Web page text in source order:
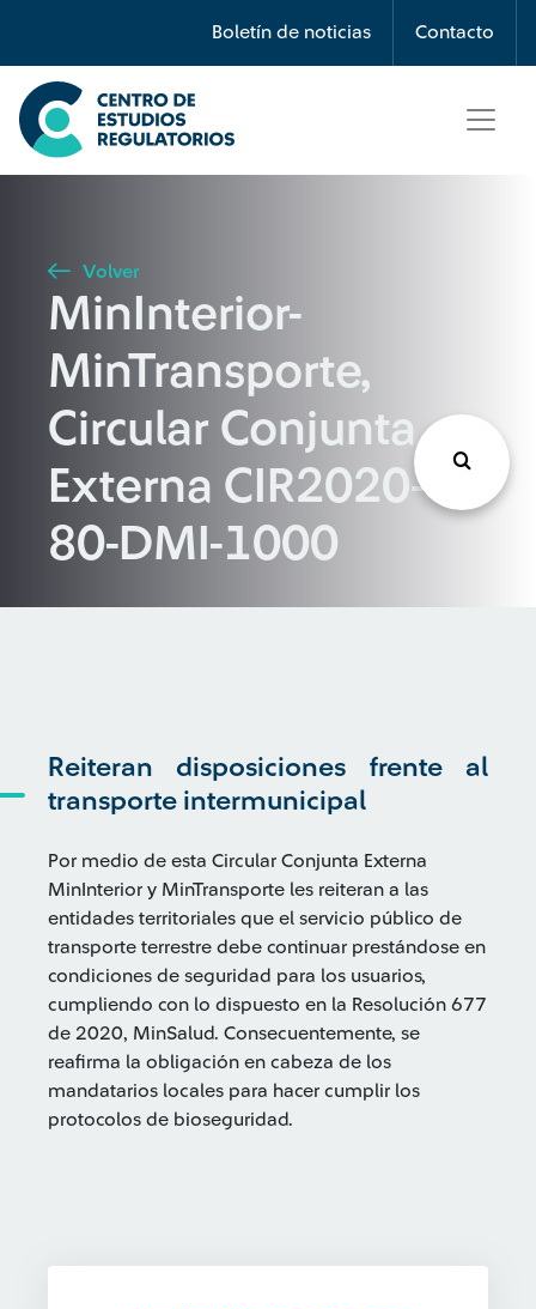
Boletín de noticias Contacto
Búsqueda
Seleccione país
Buscar
Volver
MinInterior-
MinTransporte,
Circular Conjunta
Externa CIR2020-
80-DMI-1000
Reiteran disposiciones frente al
transporte intermunicipal
Por medio de esta Circular Conjunta Externa
MinInterior y MinTransporte les reiteran a las
entidades territoriales que el servicio público de
transporte terrestre debe continuar prestándose en
condiciones de seguridad para los usuarios,
cumpliendo con lo dispuesto en la Resolución 677
de 2020, MinSalud. Consecuentemente, se
reafirma la obligación en cabeza de los
mandatarios locales para hacer cumplir los
protocolos de bioseguridad.